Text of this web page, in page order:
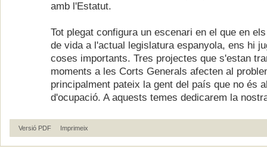
amb l'Estatut.
Tot plegat configura un escenari en el que en
de vida a l'actual legislatura espanyola, ens hi
coses importants. Tres projectes que s'estan
moments a les Corts Generals afecten al
principalment pateix la gent del país que no és
d'ocupació. A aquests temes dedicarem la
Versió PDF Imprimeix